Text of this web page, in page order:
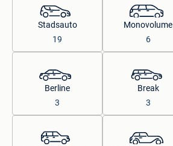
Stadsauto
19
Monovolume
6
Berline
3
Break
3